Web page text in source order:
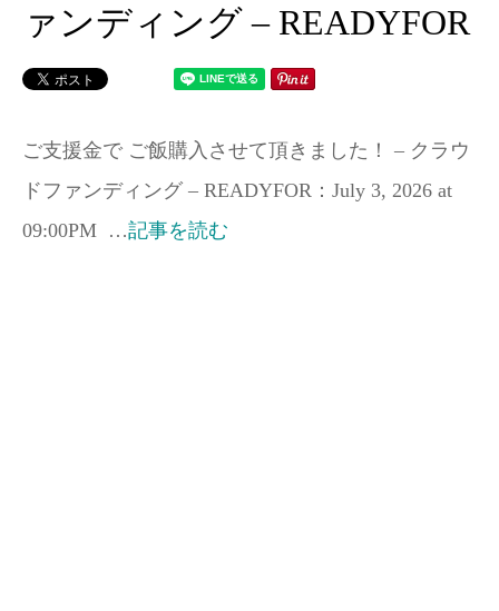
ァンディング – READYFOR
ご支援金で ご飯購入させて頂きました！ – クラウ
ドファンディング – READYFOR：July 3, 2026 at
09:00PM …記事を読む